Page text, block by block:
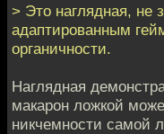
> Это наглядная, не
адаптированным
органичности.
Наглядная
макарон ложкой
никчемности самой